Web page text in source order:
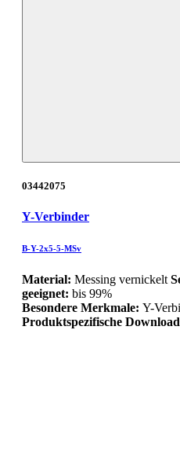
03442075
Y-Verbinder
B-Y-2x5-5-MSv
Material: Messing vernickelt
geeignet: bis 99%
Besondere Merkmale: Y-
Produktspezifische